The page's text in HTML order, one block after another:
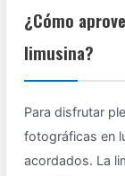
¿Cómo
limusina?
Para disfrutar
fotográficas en
acordados. La